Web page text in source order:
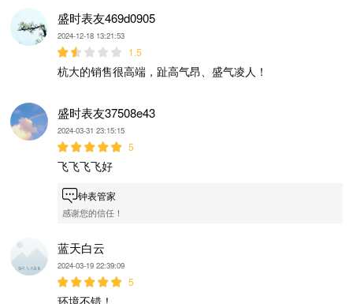
盛时表友469d0905
2024-12-18 13:21:53
1.5
杭大的销售很高端，趾高气昂、盛气凌人！
盛时表友37508e43
2024-03-31 23:15:15
5
飞飞飞飞好
钟表管家
感谢您的信任！
蓝天白云
2024-03-19 22:39:09
5
环境不错！